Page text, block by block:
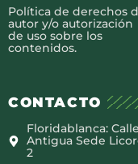
Política de derechos
autor y/o autorización
de uso sobre los
contenidos.
CONTACTO
Floridablanca:
Antigua Sede
2